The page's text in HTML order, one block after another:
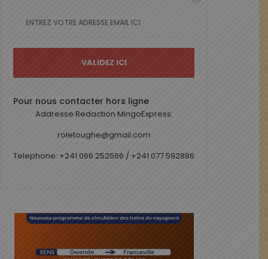
Pour nous contacter hors ligne
Addresse Redaction MingoExpress:
roletoughe@gmail.com
Telephone: +241 066 252566 / +241 077 592886